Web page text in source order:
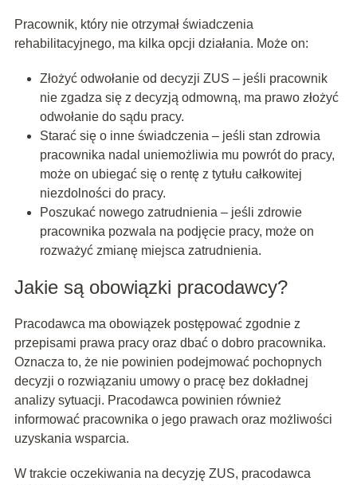
Pracownik, który nie otrzymał świadczenia
rehabilitacyjnego, ma kilka opcji działania. Może on:
Złożyć odwołanie od decyzji ZUS – jeśli pracownik
nie zgadza się z decyzją odmowną, ma prawo złożyć
odwołanie do sądu pracy.
Starać się o inne świadczenia – jeśli stan zdrowia
pracownika nadal uniemożliwia mu powrót do pracy,
może on ubiegać się o rentę z tytułu całkowitej
niezdolności do pracy.
Poszukać nowego zatrudnienia – jeśli zdrowie
pracownika pozwala na podjęcie pracy, może on
rozważyć zmianę miejsca zatrudnienia.
Jakie są obowiązki pracodawcy?
Pracodawca ma obowiązek postępować zgodnie z
przepisami prawa pracy oraz dbać o dobro pracownika.
Oznacza to, że nie powinien podejmować pochopnych
decyzji o rozwiązaniu umowy o pracę bez dokładnej
analizy sytuacji. Pracodawca powinien również
informować pracownika o jego prawach oraz możliwości
uzyskania wsparcia.
W trakcie oczekiwania na decyzję ZUS, pracodawca